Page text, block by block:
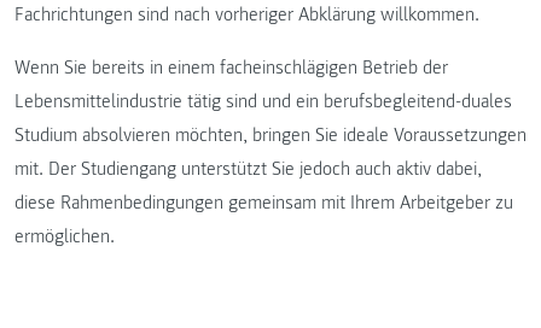
Fachrichtungen sind nach vorheriger Abklärung willkommen.
Wenn Sie bereits in einem facheinschlägigen Betrieb der
Lebensmittelindustrie tätig sind und ein berufsbegleitend-duales
Studium absolvieren möchten, bringen Sie ideale Voraussetzungen
mit. Der Studiengang unterstützt Sie jedoch auch aktiv dabei,
diese Rahmenbedingungen gemeinsam mit Ihrem Arbeitgeber zu
ermöglichen.